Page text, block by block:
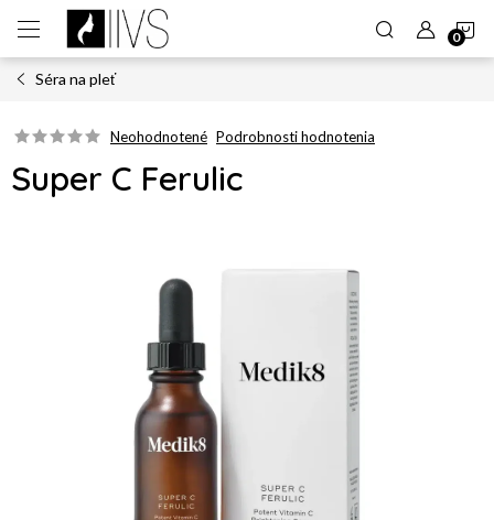
obsah
Séra na pleť
Neohodnotené Podrobnosti hodnotenia
Super C Ferulic